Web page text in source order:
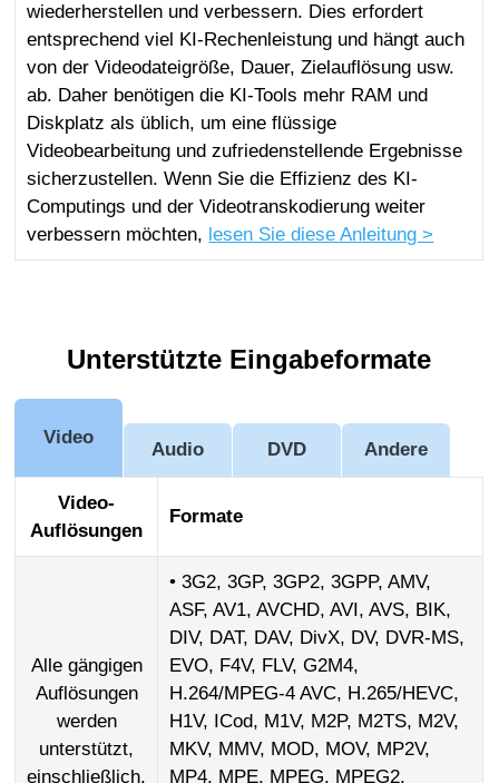
wiederherstellen und verbessern. Dies erfordert
entsprechend viel KI-Rechenleistung und hängt auch
von der Videodateigröße, Dauer, Zielauflösung usw.
ab. Daher benötigen die KI-Tools mehr RAM und
Diskplatz als üblich, um eine flüssige
Videobearbeitung und zufriedenstellende Ergebnisse
sicherzustellen. Wenn Sie die Effizienz des KI-
Computings und der Videotranskodierung weiter
verbessern möchten, lesen Sie diese Anleitung >
Unterstützte Eingabeformate
Video
Audio DVD Andere
Video-
Auflösungen
Formate
Alle gängigen
Auflösungen
werden
unterstützt,
einschließlich,
• 3G2, 3GP, 3GP2, 3GPP, AMV,
ASF, AV1, AVCHD, AVI, AVS, BIK,
DIV, DAT, DAV, DivX, DV, DVR-MS,
EVO, F4V, FLV, G2M4,
H.264/MPEG-4 AVC, H.265/HEVC,
H1V, ICod, M1V, M2P, M2TS, M2V,
MKV, MMV, MOD, MOV, MP2V,
MP4, MPE, MPEG, MPEG2,